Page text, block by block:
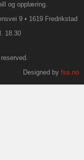
og opplæring.
9 • 1619 Fredrikstad
18.30
Designed by fss.no